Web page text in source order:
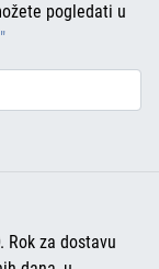
pogledati u
Rok za dostavu